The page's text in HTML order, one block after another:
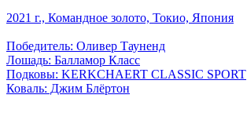
2021 г., Командное золото, Токио, Япония
Победитель: Оливер Тауненд
Лошадь: Балламор Класс
Подковы: KERKCHAERT CLASSIC SPORT
Коваль: Джим Блёртон